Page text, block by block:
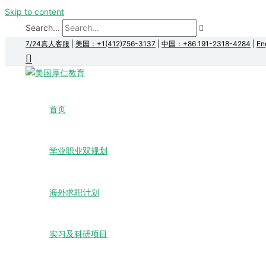
Skip to content
Search...
7/24真人客服 美国：+1(412)756-3137 中国：+86 191-2318-4284
首页
学业职业双规划
海外求职计划
实习及科研项目